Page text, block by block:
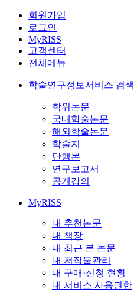
회원가입
로그인
MyRISS
고객센터
전체메뉴
학술연구정보서비스 검색
학위논문
국내학술논문
해외학술논문
학술지
단행본
연구보고서
공개강의
MyRISS
내 추천논문
내 책장
내 최근 본 논문
내 저작물관리
내 구매·신청 현황
내 서비스 사용권한